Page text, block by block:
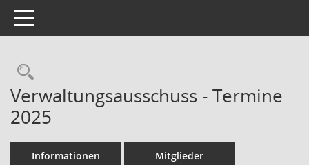
Toggle navigation
Verwaltungsausschuss - Termine
2025
Informationen Mitglieder